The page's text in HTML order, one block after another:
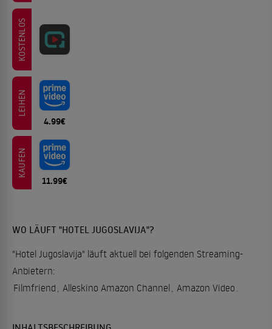
KOSTENLOS
LEIHEN
4.99€
KAUFEN
11.99€
WO LÄUFT "HOTEL JUGOSLAVIJA"?
"Hotel Jugoslavija" läuft aktuell bei folgenden Streaming-
Anbietern:
Filmfriend , Alleskino Amazon Channel , Amazon Video .